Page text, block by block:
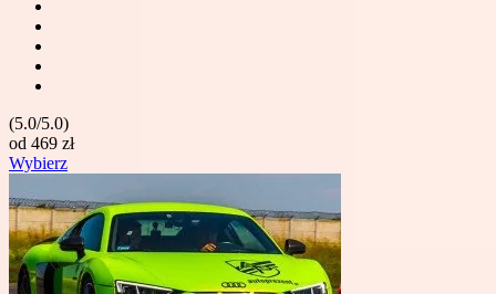
(5.0/5.0)
od 469 zł
Wybierz